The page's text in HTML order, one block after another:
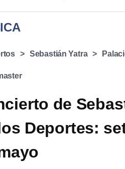
Sebastián Yatra
de
Deportes: